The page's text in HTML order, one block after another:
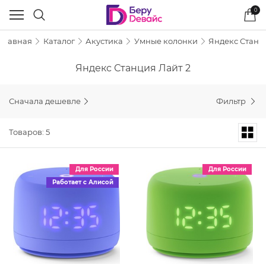
0
Главная Каталог Акустика Умные колонки Яндекс
Яндекс Станция Лайт 2
Сначала дешевле Фильтр
Товаров: 5
Для России
Работает с Алисой
Для России